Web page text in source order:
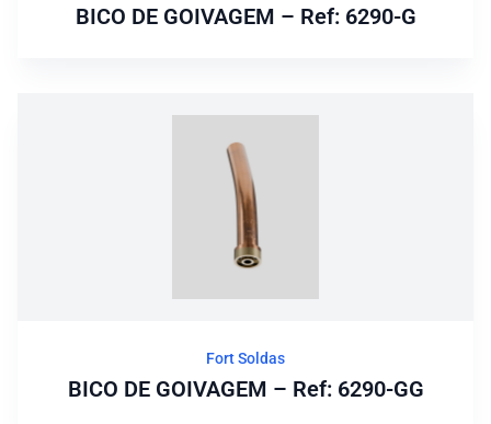
BICO DE GOIVAGEM – Ref: 6290-G
Fort Soldas
BICO DE GOIVAGEM – Ref: 6290-GG